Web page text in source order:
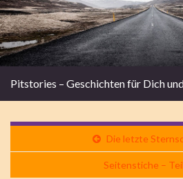
Pitstories – Geschichten für Dich
Die letzte
Seitenstiche –